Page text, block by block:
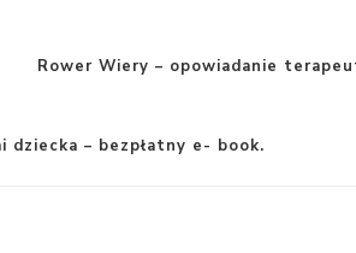
Rower Wiery – opowiadanie
dziecka – bezpłatny e- book.